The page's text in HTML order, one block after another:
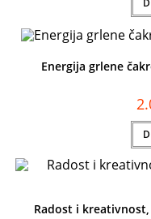
Energija grlene
Radost i